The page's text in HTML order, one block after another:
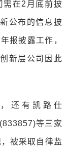
需在2月底前披
公布的信息披
报披露工作，
新层公司因此
还有凯路仕
等三家
被采取自律监